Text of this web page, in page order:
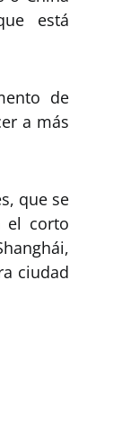
está
de
a más
que se
el corto
ciudad